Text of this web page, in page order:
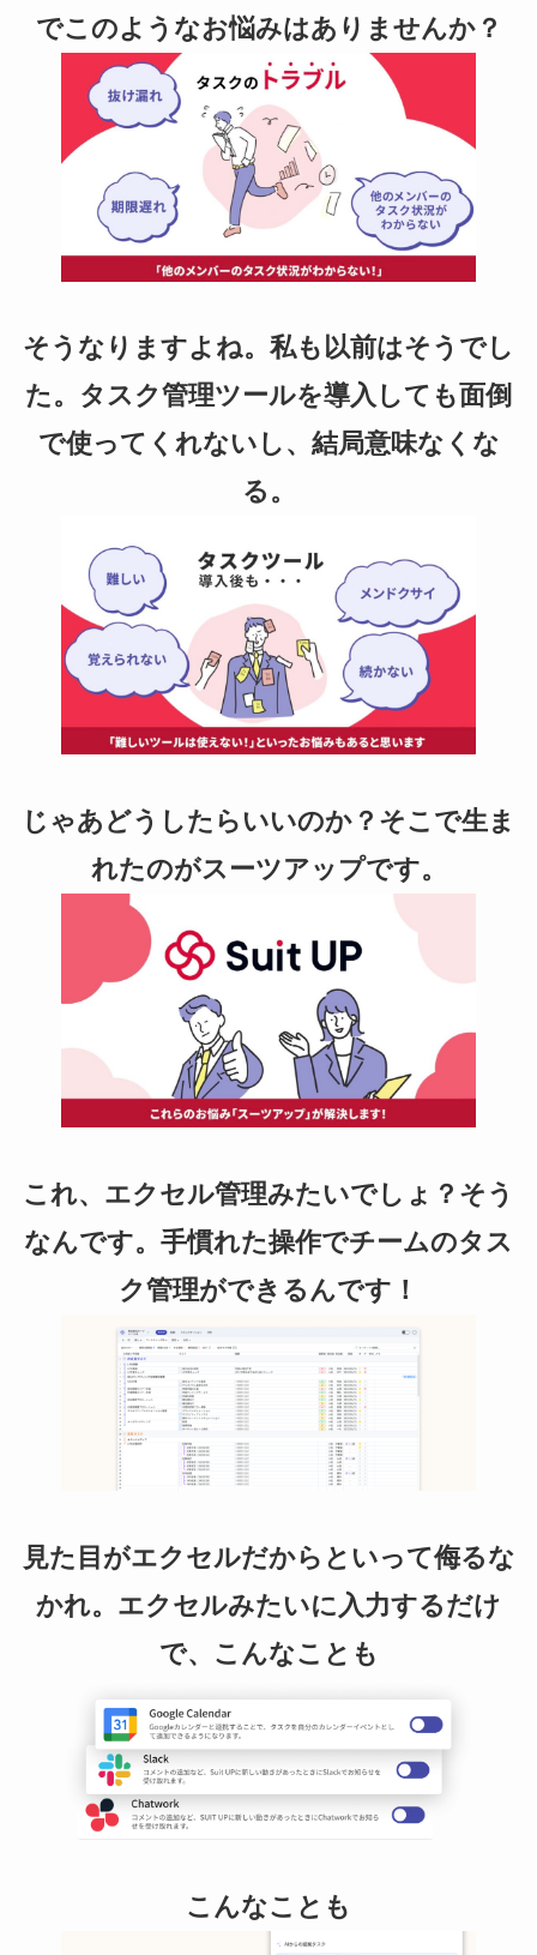
e
b
o
er
でこのようなお悩みはありませんか？
そうなりますよね。私も以前はそうでし
た。タスク管理ツールを導入しても面倒
で使ってくれないし、結局意味なくな
る。
じゃあどうしたらいいのか？そこで生ま
れたのがスーツアップです。
これ、エクセル管理みたいでしょ？そう
なんです。手慣れた操作でチームのタス
ク管理ができるんです！
見た目がエクセルだからといって侮るな
かれ。エクセルみたいに入力するだけ
で、こんなことも
こんなことも